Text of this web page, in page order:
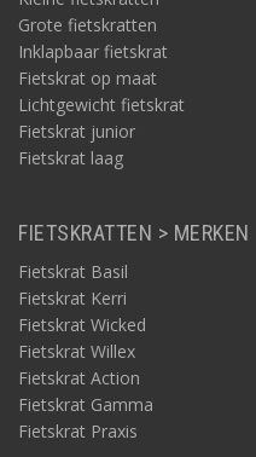
Grote fietskratten
Inklapbaar fietskrat
Fietskrat op maat
Lichtgewicht fietskrat
Fietskrat junior
Fietskrat laag
FIETSKRATTEN > MERKEN
Fietskrat Basil
Fietskrat Kerri
Fietskrat Wicked
Fietskrat Willex
Fietskrat Action
Fietskrat Gamma
Fietskrat Praxis